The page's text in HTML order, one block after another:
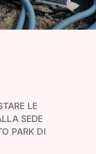
LE
SEDE
PARK DI